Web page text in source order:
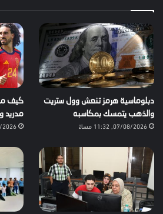
دبلوماسية هرمز تنعش وول ستريت
والذهب يتمسك بمكاسبه
07/08/2026, 11:32 مساءً
كيف
مدريد
07/08/